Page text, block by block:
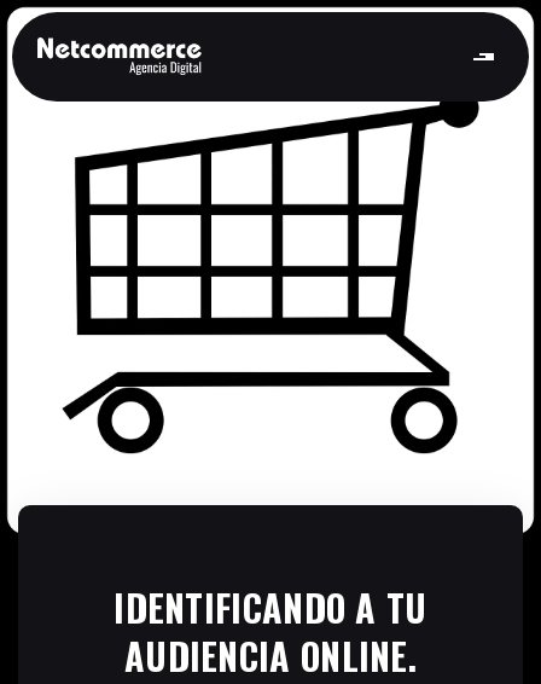
IDENTIFICANDO A TU
AUDIENCIA ONLINE.